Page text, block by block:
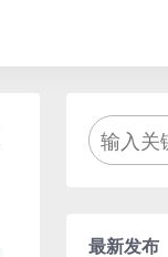
最新发布